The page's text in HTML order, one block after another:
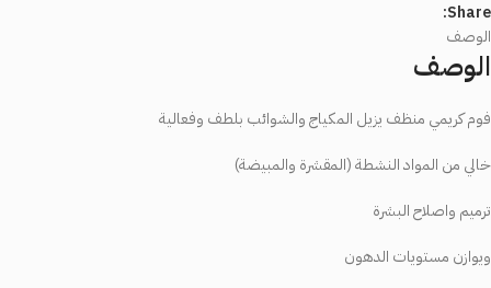
Share:
الوصف
الوصف
فومكريمي منظف يزيل المكياجوالشوائب بلطف وفعالية
خالي من الموادالنشطة(المقشرة والمبيضة)
ترميم واصلاحالبشرة
ويوازن مستويات الدهون